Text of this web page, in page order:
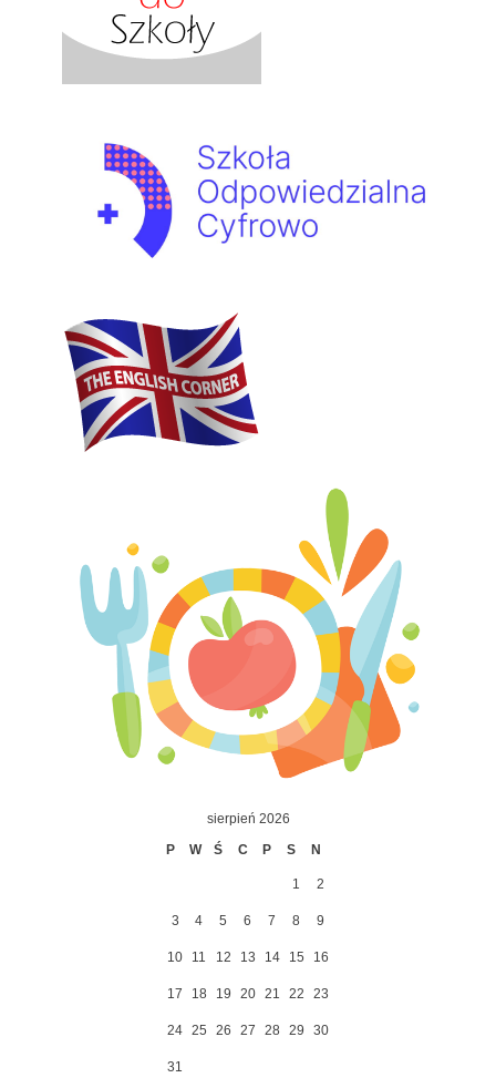
sierpień 2026
P
W Ś C P S N
1 2
3 4 5 6 7 8 9
10 11 12 13 14 15 16
17 18 19 20 21 22 23
24 25 26 27 28 29 30
31